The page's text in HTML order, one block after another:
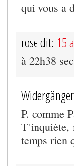
qui vous a
rose dit: 15
à 22h38
P. comme
temps rien